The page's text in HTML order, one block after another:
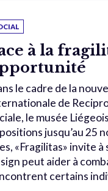
à la
le cadre de la
de
le musée
jusqu’au 25
«Fragilitas» invite
peut aider à
certains